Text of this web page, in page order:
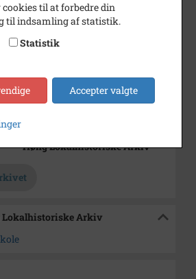
1916
Jens Hansen
Sogn (1000-2050)
Høng Lokalhistoriske Arkiv
Lokalhistoriske Arkiv
til at forbedre din
til indsamling af statistik.
Statistik
Accepter valgte